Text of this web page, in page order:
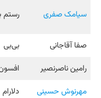
سیامک صفری رستم
صفا آقاجانی
بی‌بی
رامین ناصرنصیر
مهرنوش حسینی
دلارام